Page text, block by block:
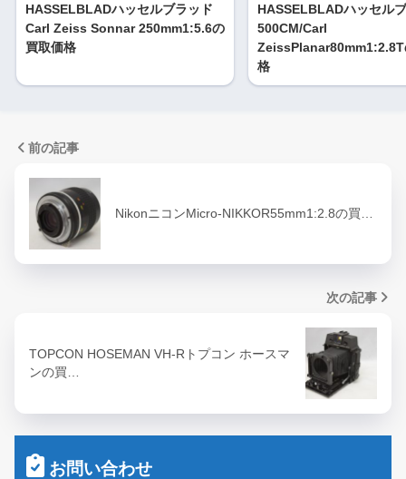
HASSELBLADハッセルブラッド
Carl Zeiss Sonnar 250mm1:5.6の
買取価格
HASSELBLADハッセル
500CM/Carl
ZeissPlanar80mm1:2.8T
格
前の記事
NikonニコンMicro-NIKKOR55mm1:2.8の買…
次の記事
TOPCON HOSEMAN VH-Rトプコン ホースマ
ンの買…
お問い合わせ